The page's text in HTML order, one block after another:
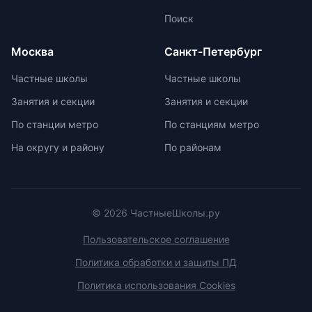
развития ребенка. При выборе
частной школы необходимо
недостатки, а также финансовые
возможности семьи. Важно
образовательной лицензии и
платных образовательных услуг.
Поиск
Москва
Частные школы
Занятия и секции
По станции метро
На округу и району
Санкт-Петербург
Частные школы
Занятия и секции
По станциям метро
По районам
© 2026 ЧастныеШколы.ру
Пользовательское соглашение
Политика обработки и защиты ПД
Политика использования Cookies